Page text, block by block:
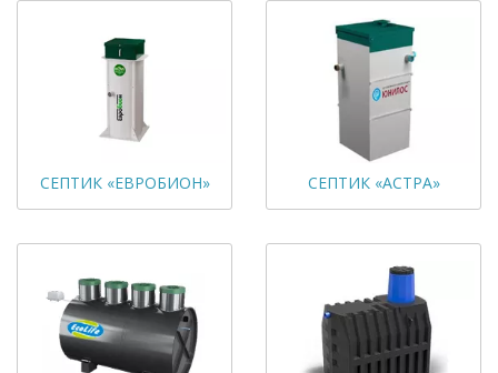
СЕПТИК «ЕВРОБИОН» СЕПТИК «АСТРА»